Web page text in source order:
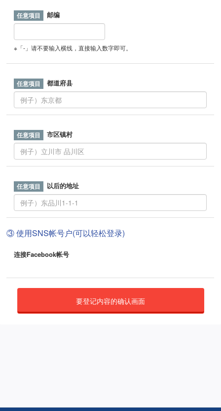
邮编
※「-」请不要输入横线，直接输入数字即可。
都道府县
市区镇村
以后的地址
③ 使用SNS帐号户(可以轻松登录)
连接Facebook帐号